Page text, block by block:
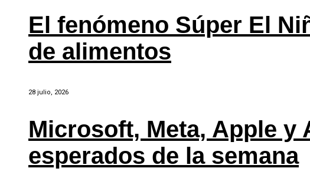
El fenómeno Súper El
de alimentos
28 julio, 2026
Microsoft, Meta, Apple y
esperados de la semana